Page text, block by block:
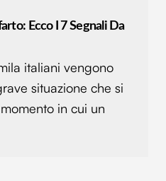
Ecco I 7 Segnali Da
italiani vengono
situazione che si
in cui un